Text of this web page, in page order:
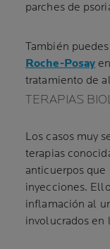
parches de
También
Roche-Posay
tratamiento de
TERAPIAS
Los casos muy
terapias
anticuerpos
inyecciones.
inflamación al
involucrados en